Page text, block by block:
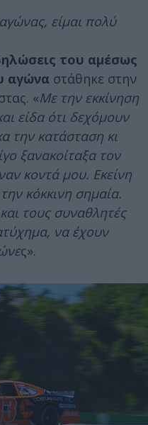
είμαι πολύ
του αμέσως
αγώνα στάθηκε στην
«Με την εκκίνηση
είδα ότι δεχόμουν
την κατάσταση κι
ξανακοίταξα τον
κοντά μου. Εκείνη
κόκκινη σημαία.
τους συναθλητές
να έχουν
ς».